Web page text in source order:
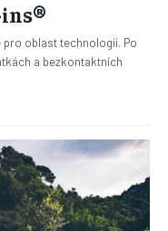
ins®
pro oblast technologií. Po
a bezkontaktních